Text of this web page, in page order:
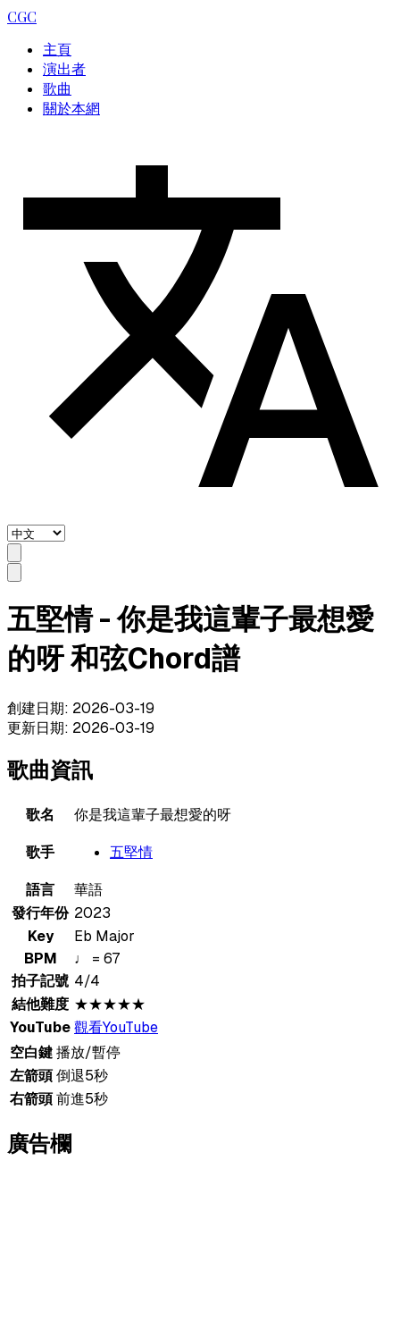
CGC
主頁
演出者
歌曲
關於本網
五堅情 - 你是我這輩子最想愛
的呀 和弦Chord譜
創建日期: 2026-03-19
更新日期: 2026-03-19
歌曲資訊
歌名
你是我這輩子最想愛的呀
歌手
五堅情
語言
華語
發行年份 2023
Key
Eb Major
BPM
♩ = 67
拍子記號 4/4
結他難度 ★★★★★
YouTube觀看YouTube
空白鍵播放/暫停
左箭頭倒退5秒
右箭頭前進5秒
廣告欄